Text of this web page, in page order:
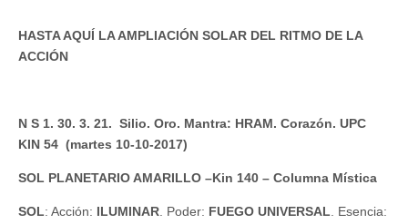
HASTA AQUÍ LA AMPLIACIÓN SOLAR DEL RITMO DE LA
ACCIÓN
N S 1. 30. 3. 21. Silio. Oro. Mantra: HRAM. Corazón. UPC
KIN 54 (martes 10-10-2017)
SOL PLANETARIO AMARILLO –Kin 140 – Columna Mística
SOL: Acción: ILUMINAR. Poder: FUEGO UNIVERSAL. Esencia: